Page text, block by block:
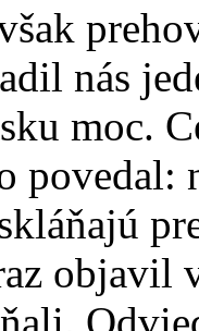
nás
moc.
objavil